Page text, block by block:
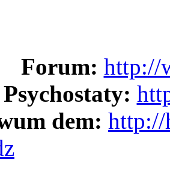
Forum: http://
Psychostaty:
dem: http://